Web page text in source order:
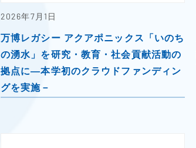
2026年7月1日
万博レガシー アクアポニックス「いのち
の湧水」を研究・教育・社会貢献活動の
拠点に―本学初のクラウドファンディン
グを実施－